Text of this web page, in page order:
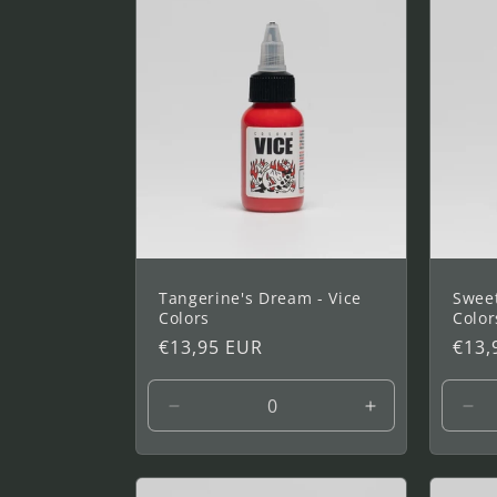
Tangerine's Dream - Vice
Colors
Precio
habitual
€13,95 EUR
cantidad
para
1
Aumentar
cantidad
para
1
1